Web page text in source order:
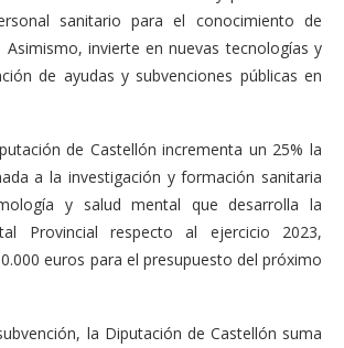
sanitario para el conocimiento de
Asimismo, invierte en nuevas tecnologías y
de ayudas y subvenciones públicas en
de Castellón incrementa un 25% la
a la investigación y formación sanitaria
y salud mental que desarrolla la
Provincial respecto al ejercicio 2023,
euros para el presupuesto del próximo
la Diputación de Castellón suma